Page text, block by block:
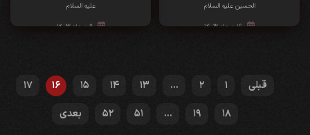
الحسین علیه السلام
۱۶ مرداد ۱۴۰۳
علیه السلام
۹ مرداد ۱۴۰۳
قبلی 1
2
...
13
14
15
16
17
18
19
...
51
52 بعدی